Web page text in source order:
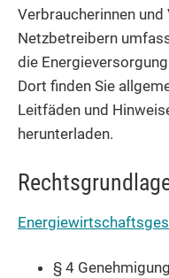
Verbraucherinnen
Netzbetreibern
die
Dort finden Sie
Leitfäden und
herunterladen.
§ 4